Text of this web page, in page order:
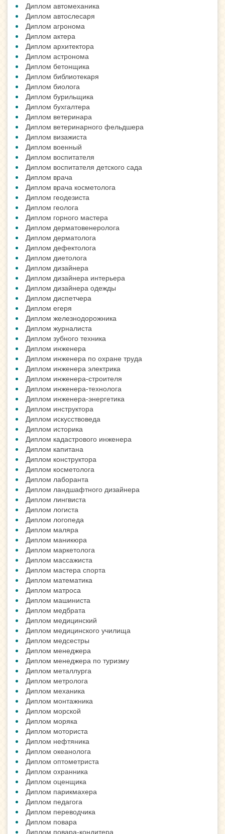
Диплом автомеханика
Диплом автослесаря
Диплом агронома
Диплом актера
Диплом архитектора
Диплом астронома
Диплом бетонщика
Диплом библиотекаря
Диплом биолога
Диплом бурильщика
Диплом бухгалтера
Диплом ветеринара
Диплом ветеринарного фельдшера
Диплом визажиста
Диплом военный
Диплом воспитателя
Диплом воспитателя детского сада
Диплом врача
Диплом врача косметолога
Диплом геодезиста
Диплом геолога
Диплом горного мастера
Диплом дерматовенеролога
Диплом дерматолога
Диплом дефектолога
Диплом диетолога
Диплом дизайнера
Диплом дизайнера интерьера
Диплом дизайнера одежды
Диплом диспетчера
Диплом егеря
Диплом железнодорожника
Диплом журналиста
Диплом зубного техника
Диплом инженера
Диплом инженера по охране труда
Диплом инженера электрика
Диплом инженера-строителя
Диплом инженера-технолога
Диплом инженера-энергетика
Диплом инструктора
Диплом искусствоведа
Диплом историка
Диплом кадастрового инженера
Диплом капитана
Диплом конструктора
Диплом косметолога
Диплом лаборанта
Диплом ландшафтного дизайнера
Диплом лингвиста
Диплом логиста
Диплом логопеда
Диплом маляра
Диплом маникюра
Диплом маркетолога
Диплом массажиста
Диплом мастера спорта
Диплом математика
Диплом матроса
Диплом машиниста
Диплом медбрата
Диплом медицинский
Диплом медицинского училища
Диплом медсестры
Диплом менеджера
Диплом менеджера по туризму
Диплом металлурга
Диплом метролога
Диплом механика
Диплом монтажника
Диплом морской
Диплом моряка
Диплом моториста
Диплом нефтяника
Диплом океанолога
Диплом оптометриста
Диплом охранника
Диплом оценщика
Диплом парикмахера
Диплом педагога
Диплом переводчика
Диплом повара
Диплом повара-кондитера